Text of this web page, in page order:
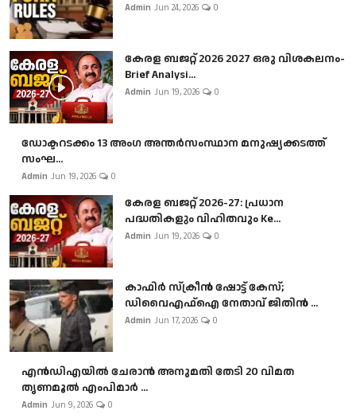
Admin Jun 24, 2026 0
കേരള ബജറ്റ് 2026 2027 ഒരു വിശകലനം-
Brief Analysi...
Admin Jun 19, 2026 0
ഡോക്ടറടക്കം 13 അംഗ അന്തർസംസ്ഥാന മനുഷ്യക്കടത്ത്
സംഘ...
Admin Jun 19, 2026 0
കേരള ബജറ്റ് 2026-27: പ്രധാന
പദ്ധതികളും വിഹിതവും Ke...
Admin Jun 19, 2026 0
കാഫിർ സ്‌ക്രീൻ ഷോട്ട് കേസ്;
ഡിവൈഎഫ്ഐ നേതാവ് ജിതിൻ ...
Admin Jun 17, 2026 0
എൻഡിഎയിൽ ചേരാൻ അനുമതി തേടി 20 വിമത
തൃണമൂൽ എംപിമാർ ...
Admin Jun 9, 2026 0